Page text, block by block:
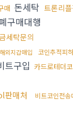
매 돈세탁 트론리
구매대행
세탁문의
외지갑매입 코인추적피
트구입 카드로테더
판매처
비트코인전송